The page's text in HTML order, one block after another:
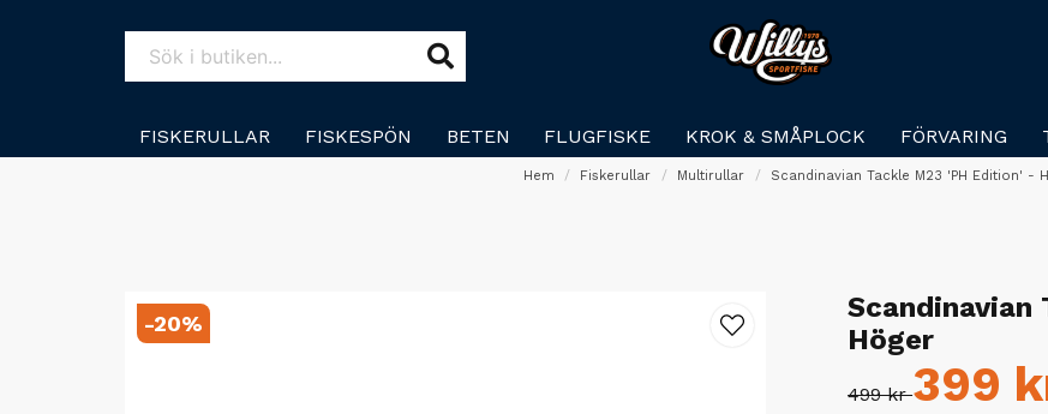
FISKERULLAR FISKESPÖN BETEN FLUGFISKE KROK & SMÅPLOCK FÖRVARING
Hem Fiskerullar Multirullar Scandinavian Tackle M23 'PH Edition' -
-20%
Scandinavian
Höger
499 kr399